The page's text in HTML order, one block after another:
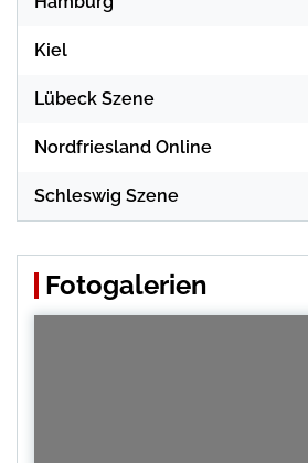
Kiel
Lübeck Szene
Nordfriesland Online
Schleswig Szene
Fotogalerien